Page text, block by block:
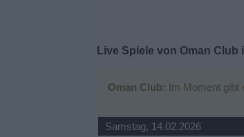
Live Spiele von Oman Club
Oman Club: Im Moment gibt
Samstag, 14.02.2026